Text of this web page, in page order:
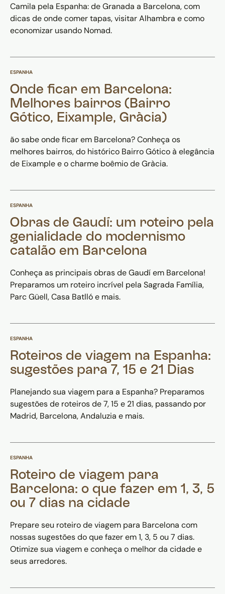
Camila pela Espanha: de Granada a Barcelona, com
dicas de onde comer tapas, visitar Alhambra e como
economizar usando Nomad.
ESPANHA
Onde ficar em Barcelona:
Melhores bairros (Bairro
Gótico, Eixample, Gràcia)
ão sabe onde ficar em Barcelona? Conheça os
melhores bairros, do histórico Bairro Gótico à elegância
de Eixample e o charme boêmio de Gràcia.
ESPANHA
Obras de Gaudí: um roteiro pela
genialidade do modernismo
catalão em Barcelona
Conheça as principais obras de Gaudí em Barcelona!
Preparamos um roteiro incrível pela Sagrada Família,
Parc Güell, Casa Batlló e mais.
ESPANHA
Roteiros de viagem na Espanha:
sugestões para 7, 15 e 21 Dias
Planejando sua viagem para a Espanha? Preparamos
sugestões de roteiros de 7, 15 e 21 dias, passando por
Madrid, Barcelona, Andaluzia e mais.
ESPANHA
Roteiro de viagem para
Barcelona: o que fazer em 1, 3, 5
ou 7 dias na cidade
Prepare seu roteiro de viagem para Barcelona com
nossas sugestões do que fazer em 1, 3, 5 ou 7 dias.
Otimize sua viagem e conheça o melhor da cidade e
seus arredores.